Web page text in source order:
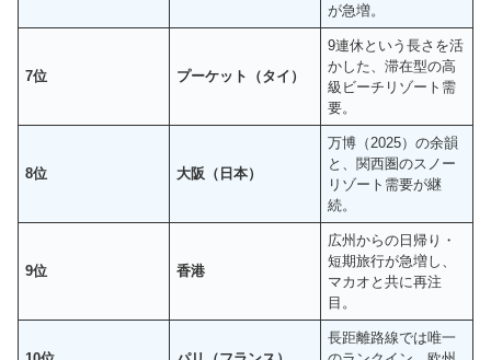
が急増。
7位 プーケット（タイ）
9連休という長さを活
かした、滞在型の高
級ビーチリゾート需
要。
8位 大阪（日本）
万博（2025）の余韻
と、関西圏のスノー
リゾート需要が継
続。
9位 香港
広州からの日帰り・
短期旅行が急増し、
マカオと共に再注
目。
長距離路線では唯一